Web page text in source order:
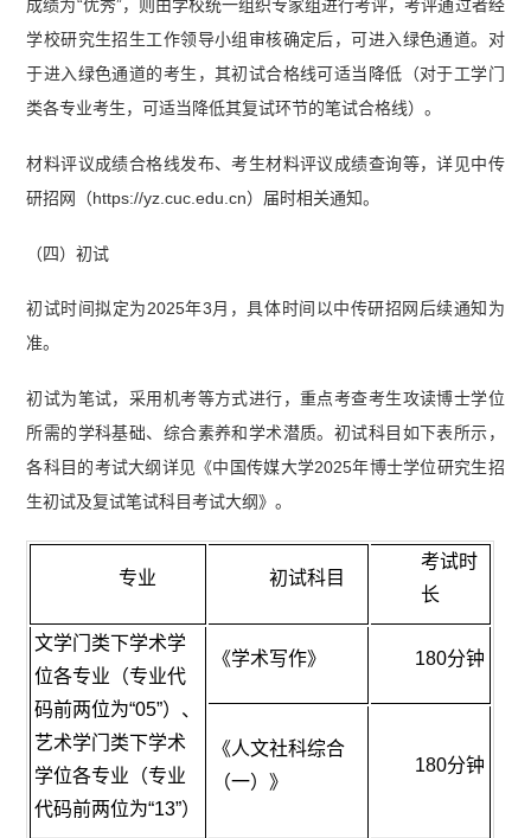
成绩为“优秀”，则由学校统一组织专家组进行考评，考评通过者经
学校研究生招生工作领导小组审核确定后，可进入绿色通道。对
于进入绿色通道的考生，其初试合格线可适当降低（对于工学门
类各专业考生，可适当降低其复试环节的笔试合格线）。
材料评议成绩合格线发布、考生材料评议成绩查询等，详见中传
研招网（https://yz.cuc.edu.cn）届时相关通知。
（四）初试
初试时间拟定为2025年3月，具体时间以中传研招网后续通知为
准。
初试为笔试，采用机考等方式进行，重点考查考生攻读博士学位
所需的学科基础、综合素养和学术潜质。初试科目如下表所示，
各科目的考试大纲详见《中国传媒大学2025年博士学位研究生招
生初试及复试笔试科目考试大纲》。
专业 初试科目
考试时
长
文学门类下学术学
位各专业（专业代
码前两位为“05”）、
艺术学门类下学术
学位各专业（专业
代码前两位为“13”）
《学术写作》 180分钟
《人文社科综合
（一）》
180分钟